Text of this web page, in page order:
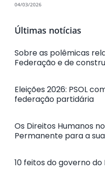
04/03/2026
Últimas notícias
Sobre as polêmicas
Federação e de
Eleições 2026: PSOL
federação partidária
Os Direitos Humanos
Permanente para a
10 feitos do governo do